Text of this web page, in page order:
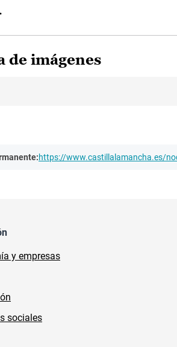
de imágenes
https://www.castillalamancha.es/
y empresas
sociales